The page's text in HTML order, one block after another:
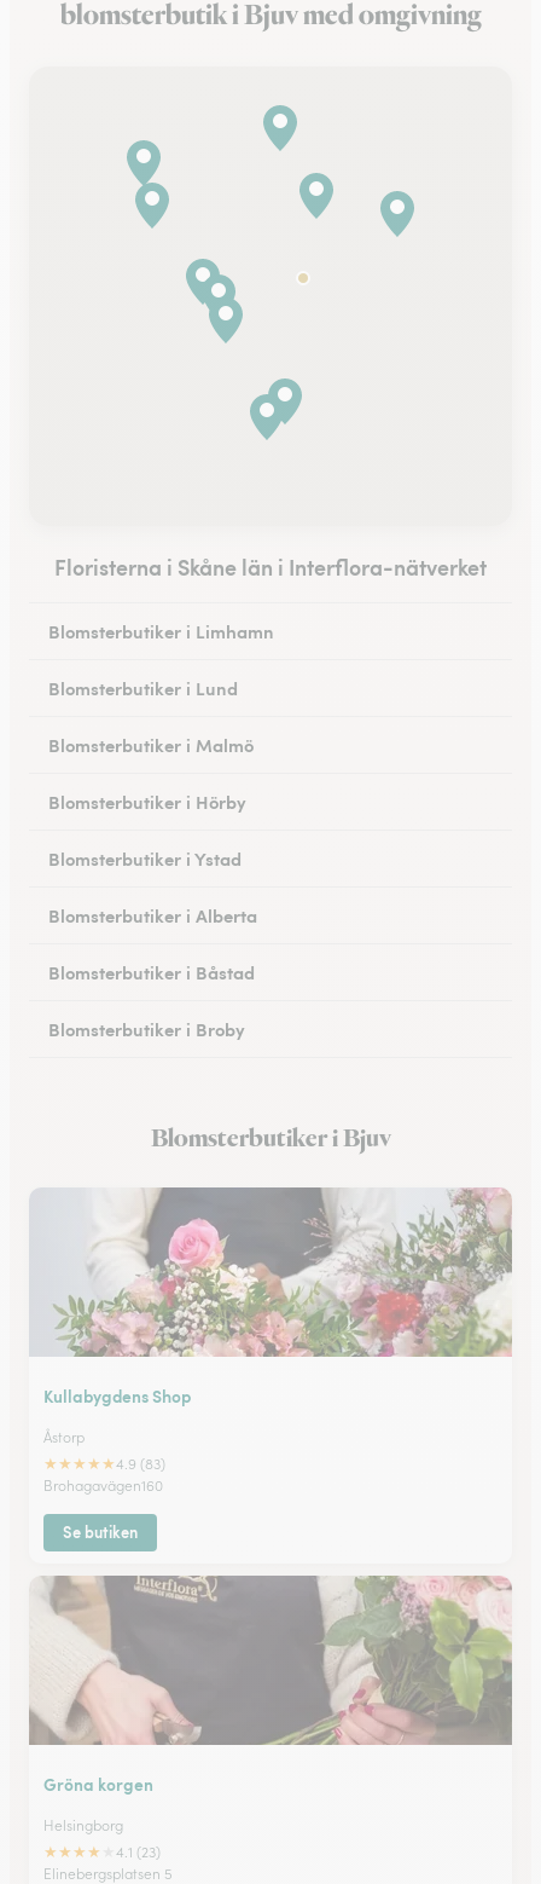
blomsterbutik i Bjuv med omgivning
Floristerna i Skåne län i Interflora-nätverket
Blomsterbutiker i Limhamn
Blomsterbutiker i Lund
Blomsterbutiker i Malmö
Blomsterbutiker i Hörby
Blomsterbutiker i Ystad
Blomsterbutiker i Alberta
Blomsterbutiker i Båstad
Blomsterbutiker i Broby
Blomsterbutiker i Bunkeflostrand
Blomsterbutiker i Bjuv
Kullabygdens Shop
Åstorp
★★★★★4.9 (83)
Brohagavägen160
Se butiken
Gröna korgen
Helsingborg
★★★★
4.1 (23)
Elinebergsplatsen 5